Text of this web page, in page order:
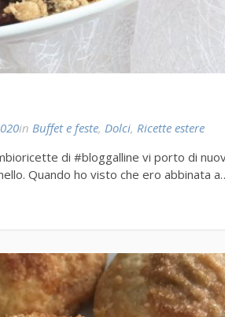
in Buffet e feste, Dolci, Ricette estere
di #bloggalline vi porto di
Quando ho visto che ero abbinata